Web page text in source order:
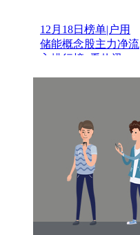
12月18日榜单|户用
储能概念股主力净流
入排行榜_看热讯